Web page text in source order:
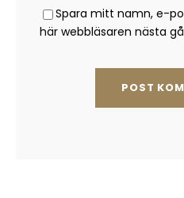
Spara mitt namn, e-
här webbläsaren nästa